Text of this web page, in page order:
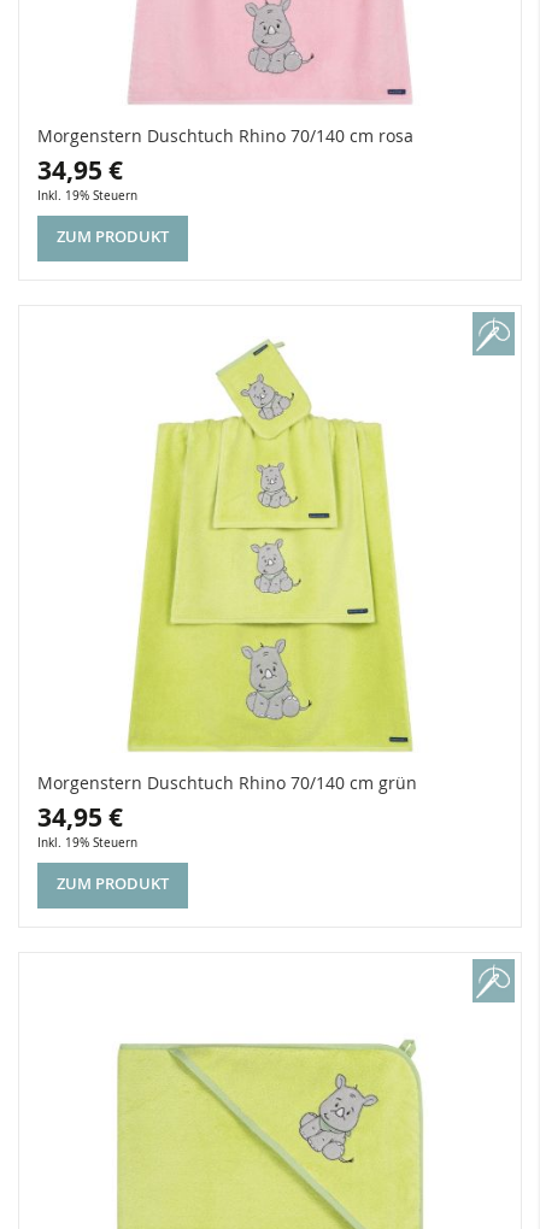
Morgenstern Duschtuch Rhino 70/140 cm rosa
34,95 €
Inkl. 19% Steuern
ZUM PRODUKT
Morgenstern Duschtuch Rhino 70/140 cm grün
34,95 €
Inkl. 19% Steuern
ZUM PRODUKT